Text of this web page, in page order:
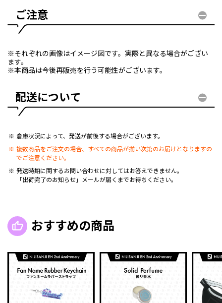
ご注意
※それぞれの画像はイメージ図です。実際と異なる場合がござい
ます。
※本商品は今後再販売を行う可能性がございます。
配送について
倉庫状況によって、発送が前後する場合がございます。
複数商品をご注文の場合、すべての商品が揃い次第のお届けとなりますの
でご注意ください。
発送時期に関するお問い合わせに対してはお答えできません。
「出荷完了のお知らせ」メールが届くまでお待ちください。
おすすめの商品